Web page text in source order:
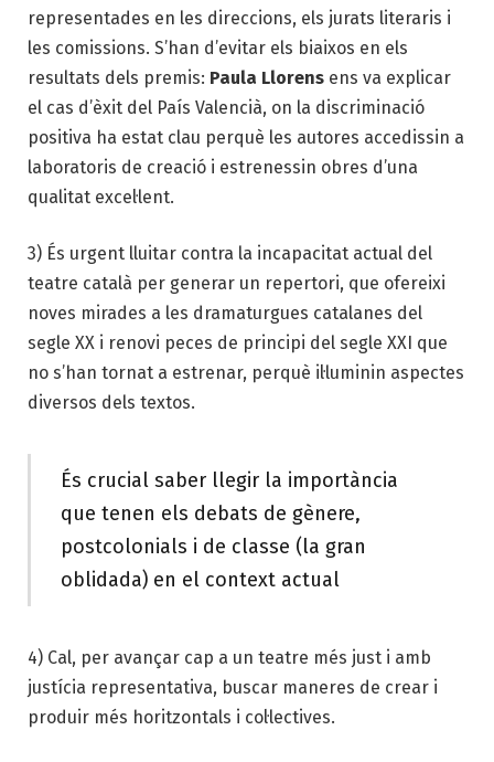
representades en les direccions, els jurats literaris i
les comissions. S’han d’evitar els biai­xos en els
resultats dels premis: Paula Llorens ens va explicar
el cas d’èxit del País Valencià, on la discriminació
positiva ha estat clau perquè les autores accedissin a
laboratoris de creació i estrenessin obres d’una
qualitat excel·lent.
3) És urgent lluitar contra la incapacitat actual del
teatre català per generar un repertori, que ofereixi
noves mirades a les dramaturgues catalanes del
segle XX i renovi peces de principi del segle XXI que
no s’han tornat a estrenar, perquè il·luminin aspectes
diversos dels textos.
És crucial saber llegir la importància
que tenen els debats de gènere,
postcolonials i de classe (la gran
oblidada) en el context actual
4) Cal, per avançar cap a un teatre més just i amb
justícia representativa, buscar maneres de crear i
produir més horitzontals i col·lectives.